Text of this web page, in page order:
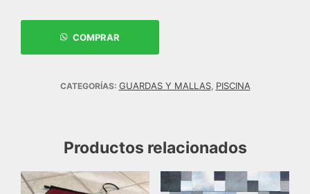
COMPRAR
CATEGORÍAS: GUARDAS Y MALLAS, PISCINA
Productos relacionados